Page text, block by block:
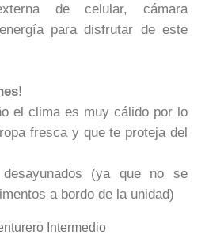
de celular, cámara
para disfrutar de este
el clima es muy cálido por lo
fresca y que te proteja del
(ya que no se
a bordo de la unidad)
Intermedio